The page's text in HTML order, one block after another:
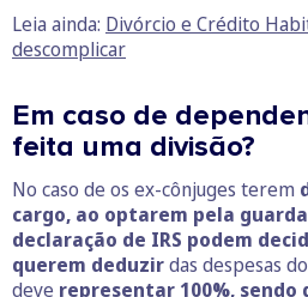
Leia ainda: Divórcio e Crédito
descomplicar
Em caso de
feita uma divisão?
No caso de os ex-cônjuges terem
cargo, ao optarem pela
declaração de IRS podem
querem deduzirdas despesas
deve representar 100%, sendo